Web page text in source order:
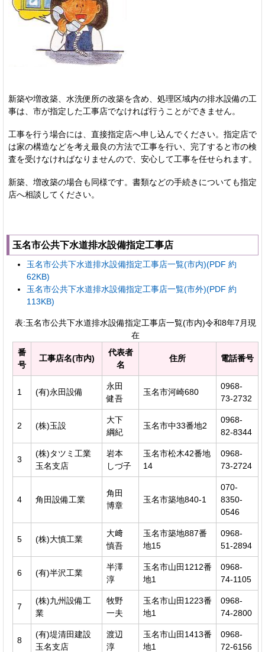
新築や増改築、水洗便所の改築を含め、処理区域内の排水設備の工
事は、市が指定した工事店でなければ行うことができません。
工事を行う場合には、直接指定店へ申し込んでください。指定店で
は家の構造などを考え最良の方法で工事を行い、完了すると市の検
査を受けなければなりませんので、安心して工事を任せられます。
新築、増改築の場合も同様です。書類などの手続きについても指定
店へ相談してください。
玉名市公共下水道排水設備指定工事店
玉名市公共下水道排水設備指定工事店一覧(市内)(PDF 約
62KB)
玉名市公共下水道排水設備指定工事店一覧(市外)(PDF 約
113KB)
表:玉名市公共下水道排水設備指定工事店一覧(市内)令和8年7月現
在
番
号
工事店名(市内)
代表者
名
住所 電話番号
1 (有)永田設備
永田
健吾
玉名市河崎680
0968-
73-2732
2 (株)玉設
大下
綱紀
玉名市中33番地2
0968-
82-8344
3
(株)タツミ工業
玉名支店
岩本
しづ子
玉名市松木42番地
14
0968-
73-2724
4 角田設備工業
角田
博章
玉名市築地840-1
070-
8350-
0546
5 (株)大慎工業
大﨑
慎吾
玉名市築地887番
地15
0968-
51-2894
6 (有)半沢工業
半澤
淳
玉名市山田1212番
地1
0968-
74-1105
7
(株)九州設備工
業
牧野
一夫
玉名市山田1223番
地1
0968-
74-2800
8
(有)堤清田建設
玉名支店
渡辺
淳
玉名市山田1413番
地1
0968-
72-6156